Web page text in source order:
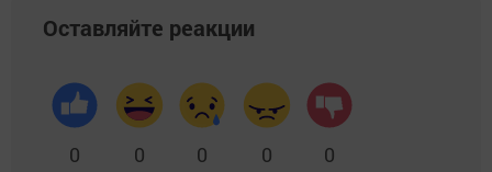
Оставляйте реакции
0 0 0 0 0